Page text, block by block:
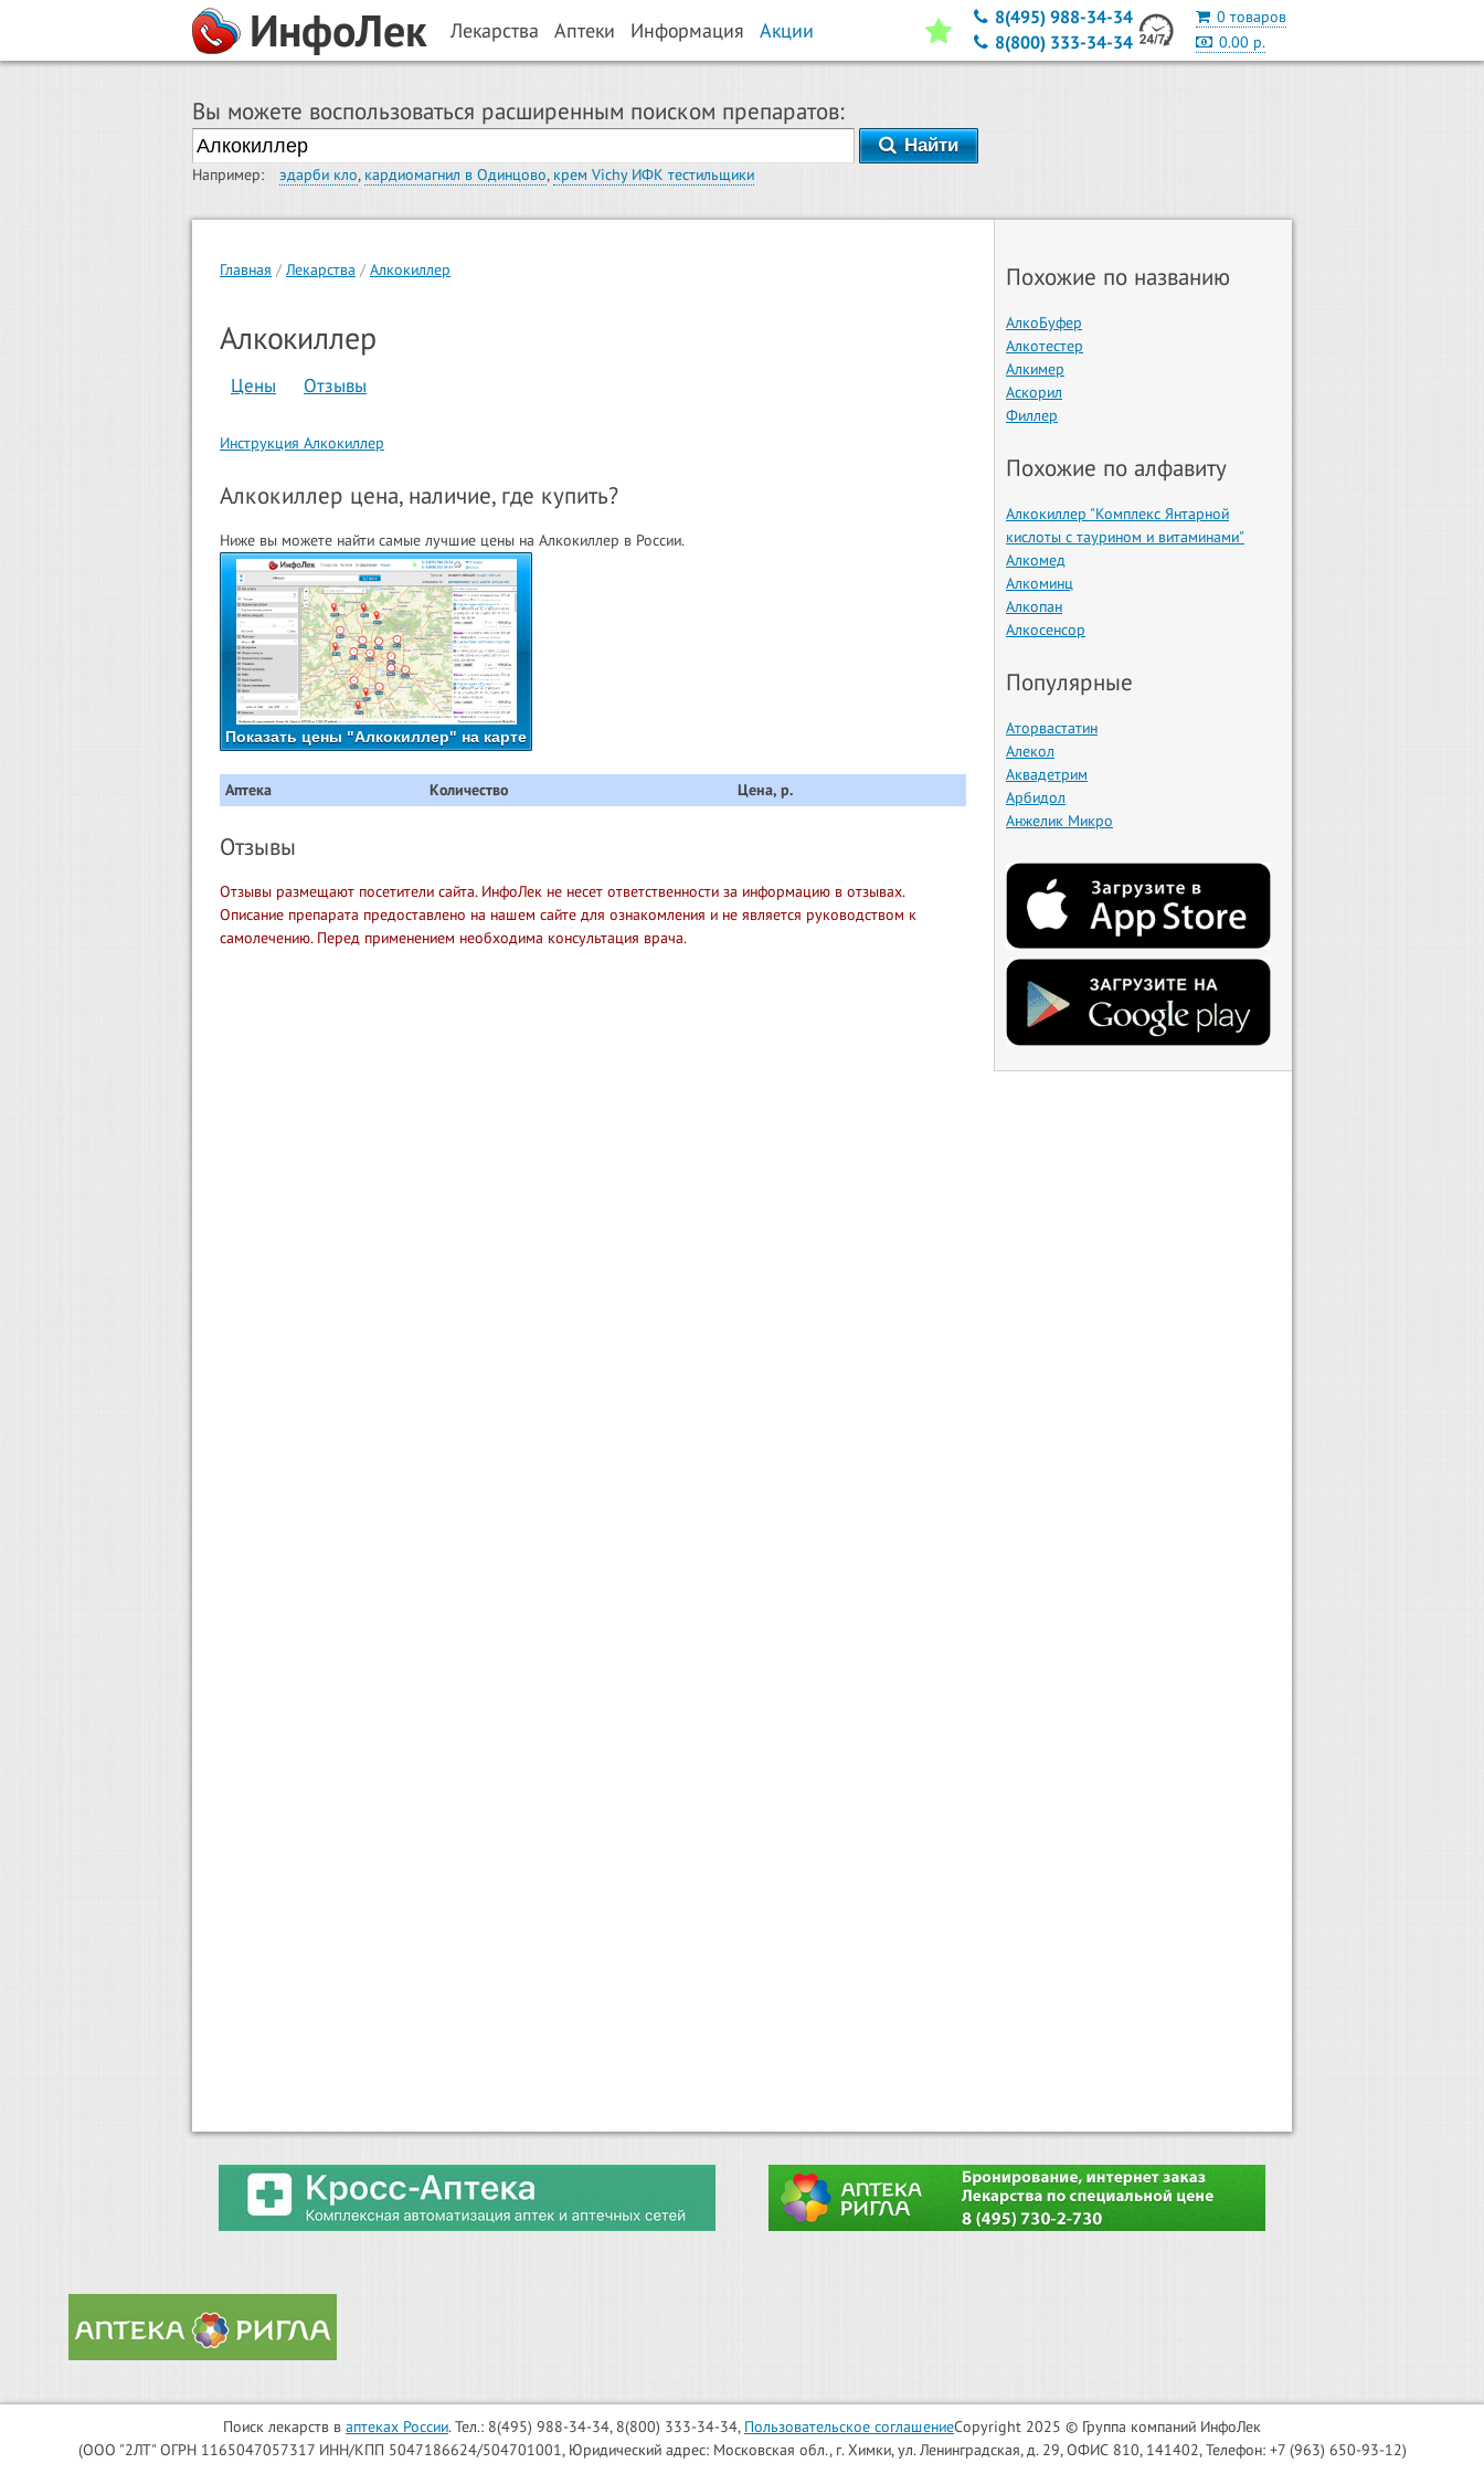
ИнфоЛек Лекарства Аптеки Информация Акции
0 товаров
0.00 р.
8(495) 988-34-34
8(800) 333-34-34
Вы можете воспользоваться расширенным поиском препаратов:
Найти
Например: эдарби кло, кардиомагнил в Одинцово, крем Vichy ИФК тестильщики
Главная Лекарства Алкокиллер
Алкокиллер
Цены Отзывы
Инструкция Алкокиллер
Алкокиллер цена, наличие, где купить?
Ниже вы можете найти самые лучшие цены на Алкокиллер в России.
Показать цены "Алкокиллер" на карте
Аптека Количество Цена, р.
Отзывы
Отзывы размещают посетители сайта. ИнфоЛек не несет ответственности за информацию в отзывах.
Описание препарата предоставлено на нашем сайте для ознакомления и не является руководством к
самолечению. Перед применением необходима консультация врача.
Похожие по названию
АлкоБуфер
Алкотестер
Алкимер
Аскорил
Филлер
Похожие по алфавиту
Алкокиллер "Комплекс Янтарной
кислоты с таурином и витаминами"
Алкомед
Алкоминц
Алкопан
Алкосенсор
Популярные
Аторвастатин
Алекол
Аквадетрим
Арбидол
Анжелик Микро
Поиск лекарств в аптеках России. Тел.: 8(495) 988-34-34, 8(800) 333-34-34, Пользовательское соглашениеCopyright 2025 © Группа компаний ИнфоЛек
(ООО "2ЛТ" ОГРН 1165047057317 ИНН/КПП 5047186624/504701001, Юридический адрес: Московская обл., г. Химки, ул. Ленинградская, д. 29, ОФИС 810, 141402, Телефон: +7 (963) 650-93-12)